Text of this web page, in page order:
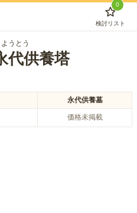
0
検討リスト
うとう
代供養塔
永代供養墓
価格未掲載